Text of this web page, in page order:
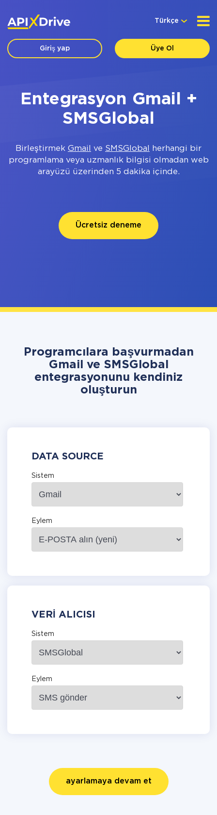
Türkçe
Giriş yap Üye Ol
Entegrasyon Gmail +
SMSGlobal
Birleştirmek Gmail ve SMSGlobal
herhangi bir
programlama veya uzmanlık bilgisi olmadan web
arayüzü üzerinden 5 dakika içinde.
Ücretsiz deneme
Programcılara başvurmadan
Gmail ve SMSGlobal
entegrasyonunu kendiniz
oluşturun
DATA SOURCE
Sistem
Eylem
VERI ALICISI
Sistem
Eylem
ayarlamaya devam et